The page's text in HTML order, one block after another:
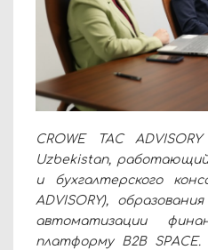
CROWE TAC
Uzbekistan,
и бухгалтерского
ADVISORY),
автоматизации
платформу B2B